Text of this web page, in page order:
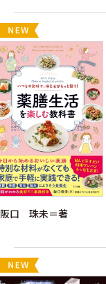
阪口 珠未＝著